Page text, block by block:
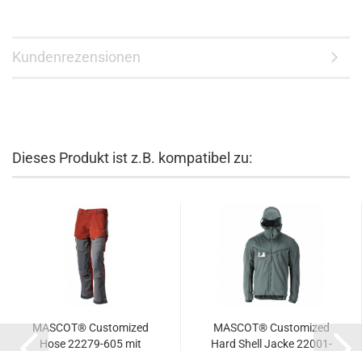
Kundenrezensionen
Dieses Produkt ist z.B. kompatibel zu:
MASCOT® Customized
Hose 22279-605 mit
MASCOT® Customized
Hard Shell Jacke 22001-